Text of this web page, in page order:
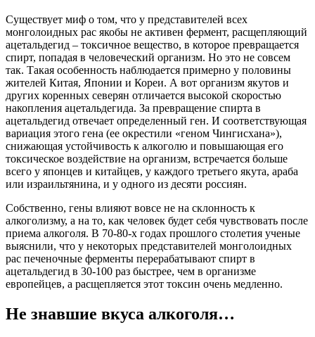
Существует миф о том, что у представителей всех
монголоидных рас якобы не активен фермент, расщепляющий
ацетальдегид – токсичное вещество, в которое превращается
спирт, попадая в человеческий организм. Но это не совсем
так. Такая особенность наблюдается примерно у половины
жителей Китая, Японии и Кореи. А вот организм якутов и
других коренных северян отличается высокой скоростью
накопления ацетальдегида. За превращение спирта в
ацетальдегид отвечает определенный ген. И соответствующая
вариация этого гена (ее окрестили «геном Чингисхана»),
снижающая устойчивость к алкоголю и повышающая его
токсическое воздействие на организм, встречается больше
всего у японцев и китайцев, у каждого третьего якута, араба
или израильтянина, и у одного из десяти россиян.
Собственно, гены влияют вовсе не на склонность к
алкоголизму, а на то, как человек будет себя чувствовать после
приема алкоголя. В 70-80-х годах прошлого столетия ученые
выяснили, что у некоторых представителей монголоидных
рас печеночные ферменты перерабатывают спирт в
ацетальдегид в 30-100 раз быстрее, чем в организме
европейцев, а расщепляется этот токсин очень медленно.
Не знавшие вкуса алкоголя…